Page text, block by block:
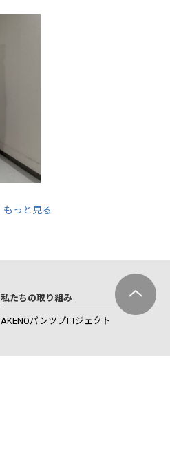
もっと見る
私たちの取り組み
AKENOパンツプロジェクト